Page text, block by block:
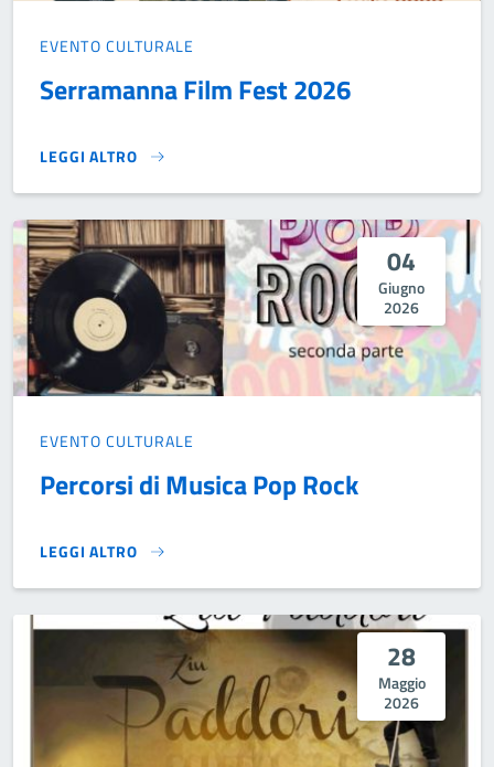
EVENTO CULTURALE
Serramanna Film Fest 2026
LEGGI ALTRO
SERRAMANNA FILM FEST 2026}
04
Giugno
2026
EVENTO CULTURALE
Percorsi di Musica Pop Rock
LEGGI ALTRO
PERCORSI DI MUSICA POP ROCK}
28
Maggio
2026